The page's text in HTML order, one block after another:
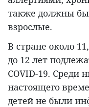
также должны
взрослые.
В стране около
до 12 лет
COVID-19. Среди
настоящего
детей не были